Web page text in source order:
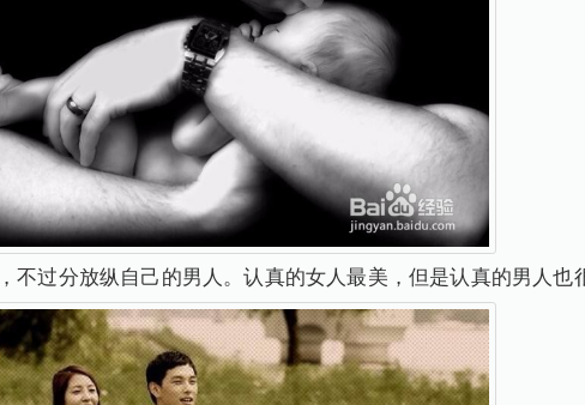
不过分放纵自己的男人。认真的女人最美，但是认真的男人也